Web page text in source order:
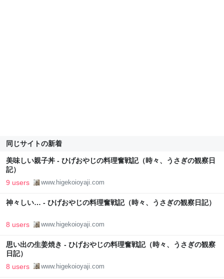
同じサイトの新着
美味しい親子丼 - ひげおやじの料理奮戦記（時々、うさぎの観察日
記）
9 users www.higekoioyaji.com
神々しい… - ひげおやじの料理奮戦記（時々、うさぎの観察日記）
8 users www.higekoioyaji.com
思い出の生姜焼き - ひげおやじの料理奮戦記（時々、うさぎの観察
日記）
8 users www.higekoioyaji.com